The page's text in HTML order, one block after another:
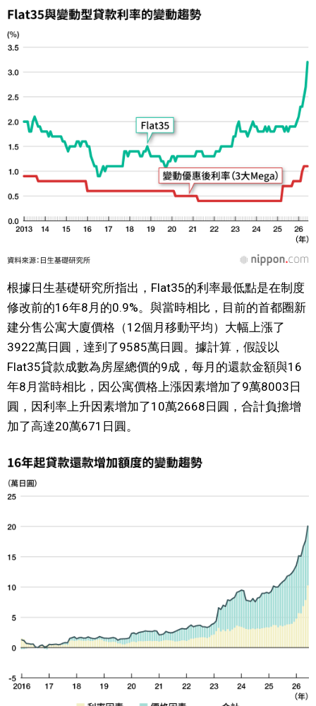
工作勞動
醫療健康
語言
東京
編輯部通知
根據日生基礎研究所指出，Flat35的利率最低點是在制度
修改前的16年8月的0.9%。與當時相比，目前的首都圈新
建分售公寓大廈價格（12個月移動平均）大幅上漲了
3922萬日圓，達到了9585萬日圓。據計算，假設以
Flat35貸款成數為房屋總價的9成，每月的還款金額與16
年8月當時相比，因公寓價格上漲因素增加了9萬8003日
圓，因利率上升因素增加了10萬2668日圓，合計負擔增
加了高達20萬671日圓。